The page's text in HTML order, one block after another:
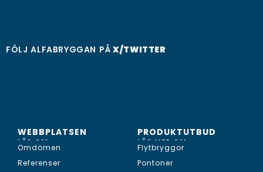
FÖLJ ALFABRYGGAN PÅ X/TWITTER
WEBBPLATSEN
LÄS OM...
Omdömen
Referenser
PRODUKTUTBUD
LÄS MER OM...
Flytbryggor
Pontoner